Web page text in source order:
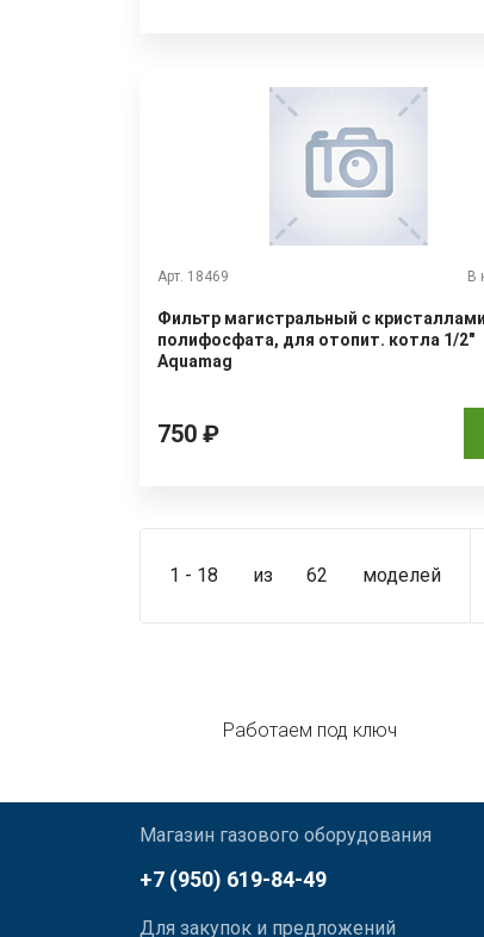
Арт. 18469 В
Фильтр магистральный с кристаллами
полифосфата, для отопит. котла 1/2"
Aquamag
750 ₽
1 - 18 из 62 моделей
Работаем под ключ
Магазин газового оборудования
+7 (950) 619-84-49
Для закупок и предложений